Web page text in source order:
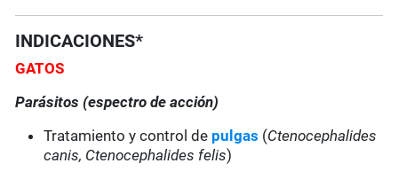
INDICACIONES*
GATOS
Parásitos (espectro de acción)
Tratamiento y control de pulgas (Ctenocephalides
canis, Ctenocephalides felis)